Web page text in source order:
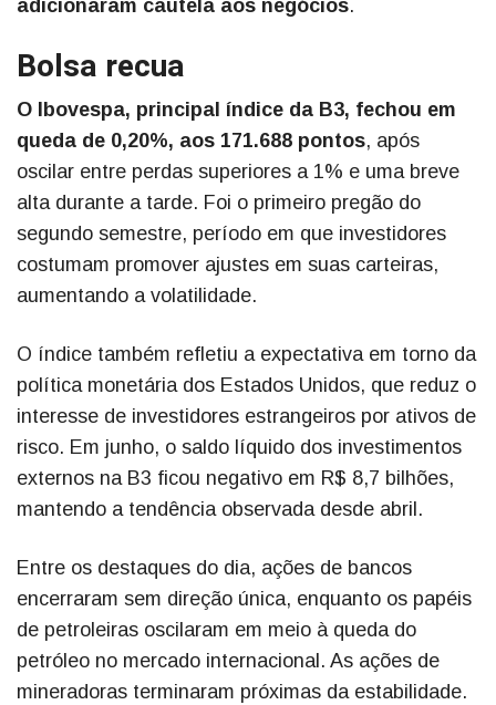
adicionaram cautela aos negócios.
Bolsa recua
O Ibovespa, principal índice da B3, fechou em
queda de 0,20%, aos 171.688 pontos, após
oscilar entre perdas superiores a 1% e uma breve
alta durante a tarde. Foi o primeiro pregão do
segundo semestre, período em que investidores
costumam promover ajustes em suas carteiras,
aumentando a volatilidade.
O índice também refletiu a expectativa em torno da
política monetária dos Estados Unidos, que reduz o
interesse de investidores estrangeiros por ativos de
risco. Em junho, o saldo líquido dos investimentos
externos na B3 ficou negativo em R$ 8,7 bilhões,
mantendo a tendência observada desde abril.
Entre os destaques do dia, ações de bancos
encerraram sem direção única, enquanto os papéis
de petroleiras oscilaram em meio à queda do
petróleo no mercado internacional. As ações de
mineradoras terminaram próximas da estabilidade.